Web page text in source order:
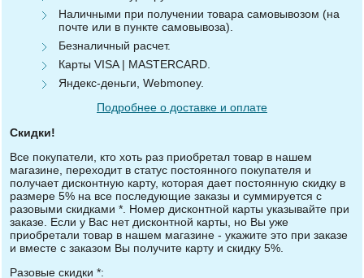
Наличными при получении товара самовывозом (на
почте или в пункте самовывоза).
Безналичный расчет.
Карты VISA | MASTERCARD.
Яндекс-деньги, Webmoney.
Подробнее о доставке и оплате
Скидки!
Все покупатели, кто хоть раз приобретал товар в нашем
магазине, переходит в статус постоянного покупателя и
получает дисконтную карту, которая дает постоянную скидку в
размере 5% на все последующие заказы и суммируется с
разовыми скидками *. Номер дисконтной карты указывайте при
заказе. Если у Вас нет дисконтной карты, но Вы уже
приобретали товар в нашем магазине - укажите это при заказе
и вместе с заказом Вы получите карту и скидку 5%.
Разовые скидки *: